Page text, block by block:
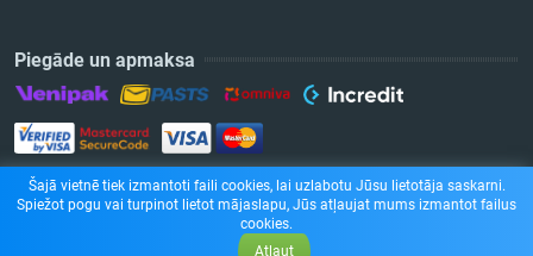
Piegāde un apmaksa
Šajā vietnē tiek izmantoti faili cookies, lai uzlabotu Jūsu lietotāja saskarni.
Spiežot pogu vai turpinot lietot mājaslapu, Jūs atļaujat mums izmantot failus
cookies.
Atļaut